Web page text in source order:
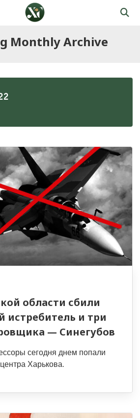
Monthly Archive
области сбили
истребитель и три
— Синегубов
сегодня днем попали
Харькова.